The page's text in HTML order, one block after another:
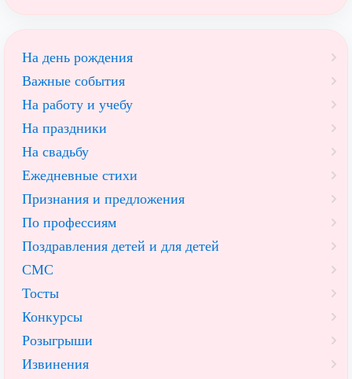
На день рождения
Важные события
На работу и учебу
На праздники
На свадьбу
Ежедневные стихи
Признания и предложения
По профессиям
Поздравления детей и для детей
СМС
Тосты
Конкурсы
Розыгрыши
Извинения